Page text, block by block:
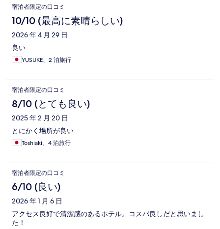
宿泊者限定の口コミ
10/10 (最高に素晴らしい)
2026 年 4 月 29 日
良い
YUSUKE、2 泊旅行
宿泊者限定の口コミ
8/10 (とても良い)
2025 年 2 月 20 日
とにかく場所が良い
Toshiaki、4 泊旅行
宿泊者限定の口コミ
6/10 (良い)
2026 年 1 月 6 日
アクセス良好で清潔感のあるホテル。コスパ良しだと思いまし
た！